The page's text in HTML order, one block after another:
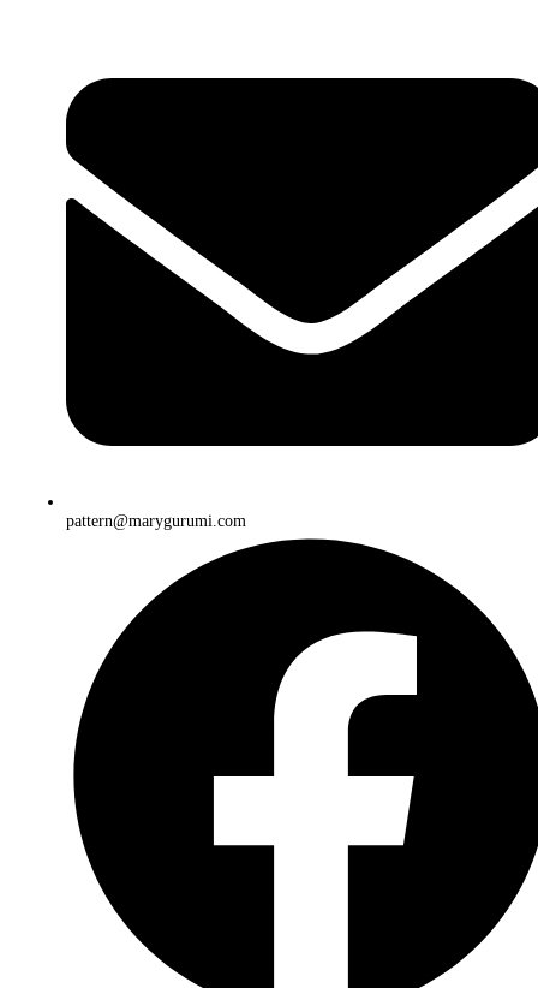
pattern@marygurumi.com